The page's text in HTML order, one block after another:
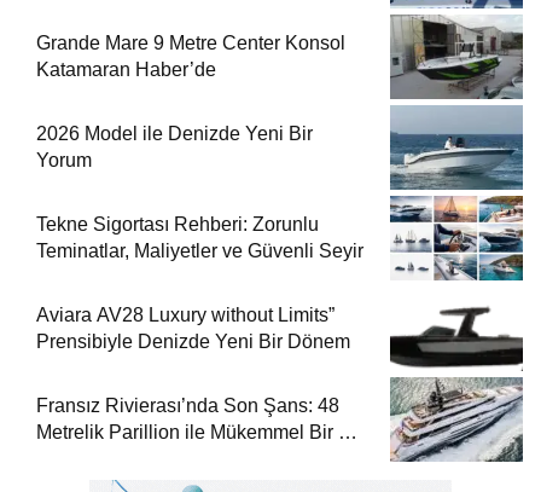
Grande Mare 9 Metre Center Konsol
Katamaran Haber’de
2026 Model ile Denizde Yeni Bir
Yorum
Tekne Sigortası Rehberi: Zorunlu
Teminatlar, Maliyetler ve Güvenli Seyir
Aviara AV28 Luxury without Limits”
Prensibiyle Denizde Yeni Bir Dönem
Fransız Rivierası’nda Son Şans: 48
Metrelik Parillion ile Mükemmel Bir Yat